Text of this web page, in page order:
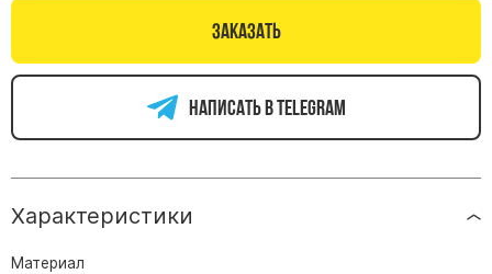
Арочные памятники
Памятники Крест
Памятники военным
Часовни из белого мрамора и гранита
Скульптуры, барельефы и бюсты из бронзы
Заказать
Написать в telegram
Характеристики
Материал